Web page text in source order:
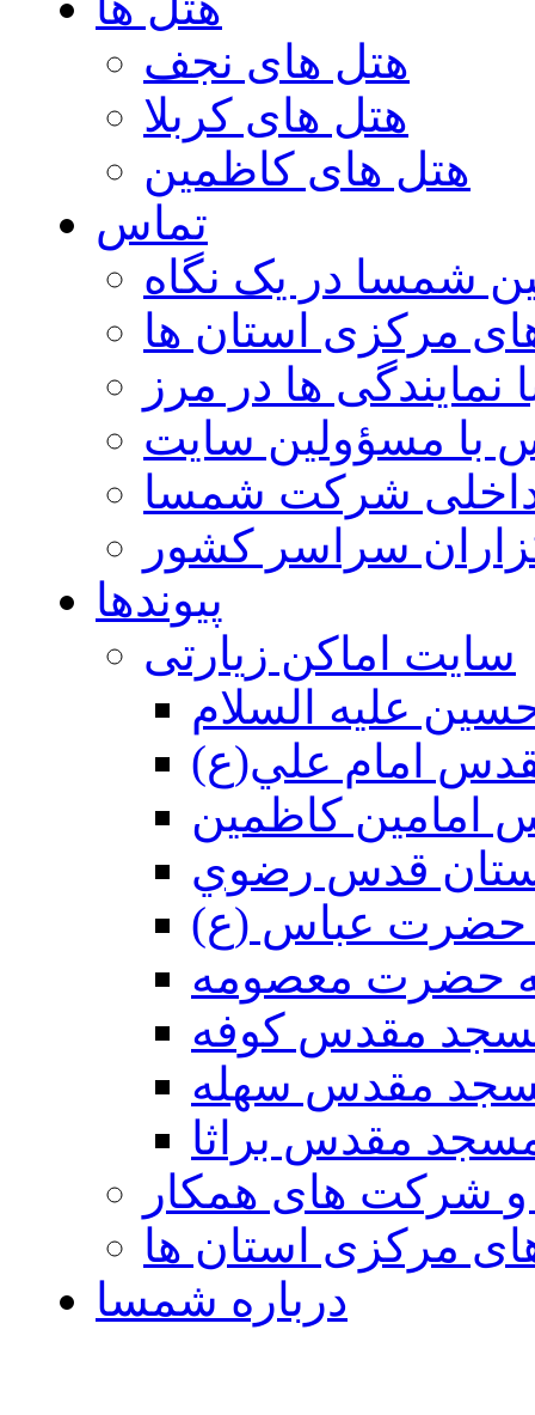
هتل های نجف
هتل های کربلا
هتل های کاظمین
تماس
شمسا در یک نگاه
مرکزی استان ها
نمایندگی ها در مرز
با مسؤولین سایت
شرکت شمسا
سراسر کشور
پیوندها
سایت اماکن زیارتی
عليه السلام
امام علي(ع)
امامين كاظمين
قدس رضوي
حضرت عباس (ع)
حضرت معصومه
مقدس كوفه
مقدس سهله
مقدس براثا
و شرکت های همکار
مرکزی استان ها
درباره شمسا